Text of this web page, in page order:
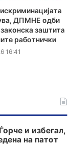
ДПМНЕ одби
заштита
работнички
16:41
и избегал,
на патот